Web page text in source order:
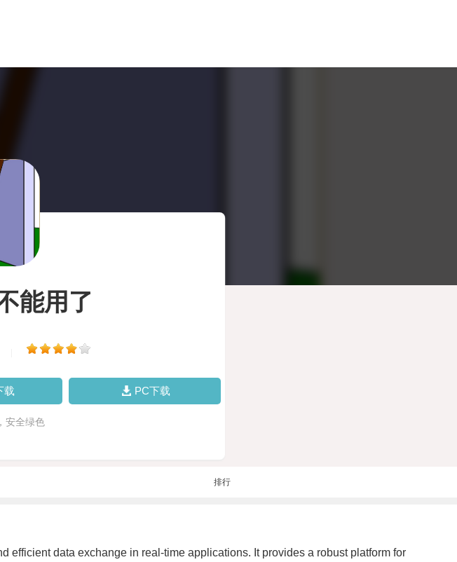
能用了
载 PC下载
安全绿色
排行
data exchange in real-time applications. It provides a robust platform for